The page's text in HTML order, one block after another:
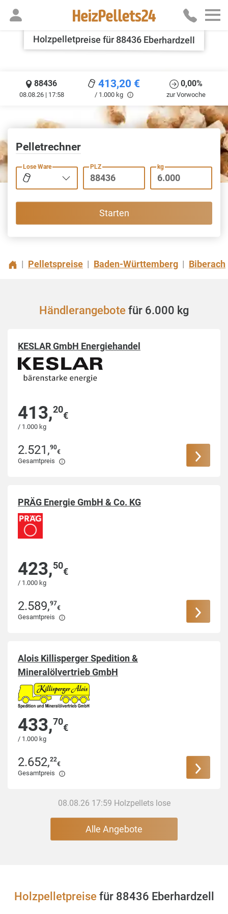
Holzpelletpreise für 88436 Eberhardzell
88436
08.08.26 | 17:58
413,20 €
/ 1.000 kg
0,00%
zur Vorwoche
Pelletrechner
Lose Ware PLZ kg
Starten
| Pelletspreise | Baden-Württemberg | Biberach
Händlerangebote für 6.000 kg
KESLAR GmbH Energiehandel
413,20
€
/ 1.000 kg
2.521,90
€
Gesamtpreis
PRÄG Energie GmbH & Co. KG
423,50
€
/ 1.000 kg
2.589,97
€
Gesamtpreis
Alois Killisperger Spedition &
Mineralölvertrieb GmbH
433,70
€
/ 1.000 kg
2.652,22
€
Gesamtpreis
08.08.26 17:59 Holzpellets lose
Alle Angebote
Holzpelletpreisefür 88436 Eberhardzell